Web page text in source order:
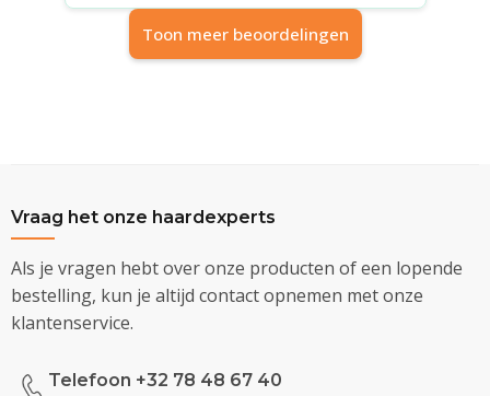
Toon meer beoordelingen
Vraag het onze haardexperts
Als je vragen hebt over onze producten of een lopende
bestelling, kun je altijd contact opnemen met onze
klantenservice.
Telefoon +32 78 48 67 40